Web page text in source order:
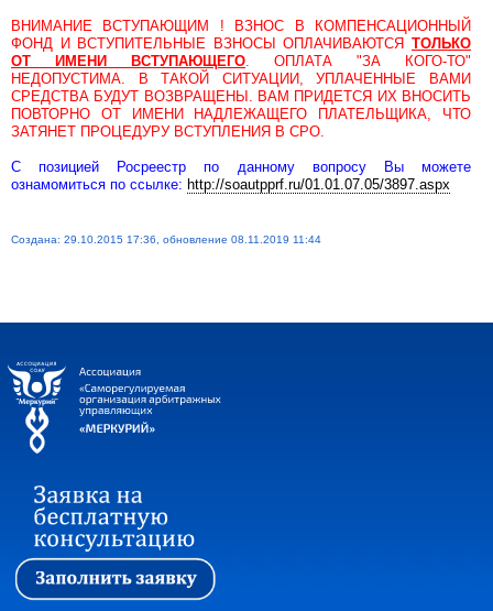
ВНИМАНИЕ ВСТУПАЮЩИМ ! ВЗНОС В КОМПЕНСАЦИОННЫЙ
ФОНД И ВСТУПИТЕЛЬНЫЕ ВЗНОСЫ ОПЛАЧИВАЮТСЯ ТОЛЬКО
ОТ ИМЕНИ ВСТУПАЮЩЕГО. ОПЛАТА "ЗА КОГО-ТО"
НЕДОПУСТИМА. В ТАКОЙ СИТУАЦИИ, УПЛАЧЕННЫЕ ВАМИ
СРЕДСТВА БУДУТ ВОЗВРАЩЕНЫ. ВАМ ПРИДЕТСЯ ИХ ВНОСИТЬ
ПОВТОРНО ОТ ИМЕНИ НАДЛЕЖАЩЕГО ПЛАТЕЛЬЩИКА, ЧТО
ЗАТЯНЕТ ПРОЦЕДУРУ ВСТУПЛЕНИЯ В СРО.
С позицией Росреестр по данному вопросу Вы можете
ознамомиться по ссылке: http://soautpprf.ru/01.01.07.05/3897.aspx
Создана: 29.10.2015 17:36, обновление 08.11.2019 11:44